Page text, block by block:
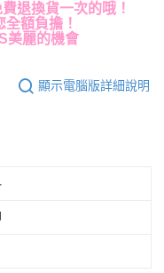
退換貨一次的哦！
額負擔！
美麗的機會
顯示電腦版詳細說明